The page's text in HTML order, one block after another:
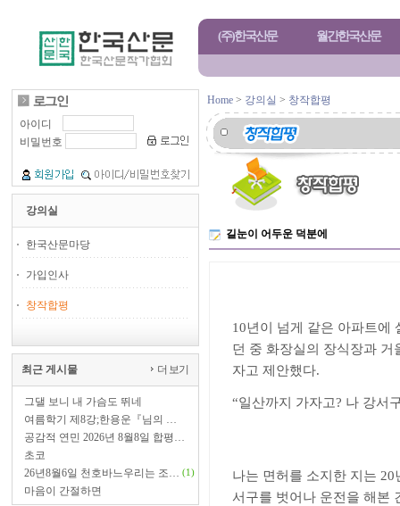
(주)한국산문 월간한국산문
아이디
비밀번호
강의실
한국산문마당
가입인사
창작합평
최근 게시물 더 보기
그댈 보니 내 가슴도 뛰네
여름학기 제8강;한용운『님의 …
공감적 연민 2026년 8월8일 합평…
초코
26년8월6일 천호바느우리는 조… (1)
마음이 간절하면
Home > 강의실 > 창작합평
길눈이 어두운 덕분에
10년이 넘게 같은 아파트에
던 중 화장실의 장식장과
자고 제안했다.
“일산까지 가자고? 나 강서
나는 면허를 소지한 지는 20
서구를 벗어나 운전을 해본